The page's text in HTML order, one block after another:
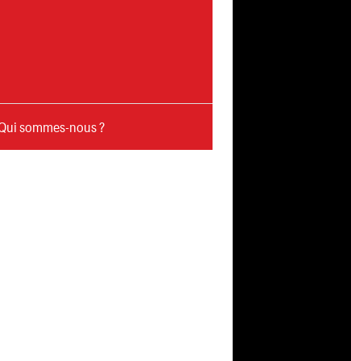
sommes-nous ?